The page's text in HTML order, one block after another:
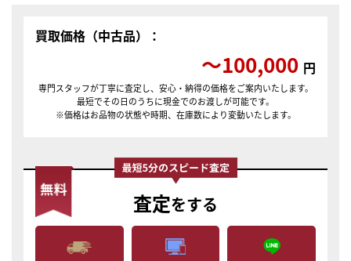
買取価格（中古品）：
〜100,000 円
専門スタッフが丁寧に査定し、安心・納得の価格をご案内いたします。
最短でその日のうちに現金でのお渡しが可能です。
※価格はお品物の状態や時期、在庫数により変動いたします。
査定をする